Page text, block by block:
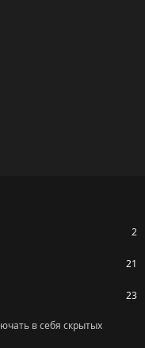
2
21
23
в себя скрытых